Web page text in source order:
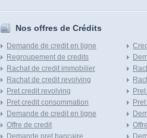
Nos offres de Crédits
Demande de credit en ligne
Regroupement de credits
Rachat de credit immobilier
Rachat de credit revolving
Pret credit revolving
Pret credit consommation
Demande de credit en ligne
Offre de credit
Demande pret bancaire